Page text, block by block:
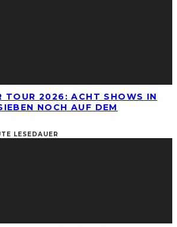
TOUR 2026: ACHT SHOWS IN
NOCH AUF DEM
LESEDAUER